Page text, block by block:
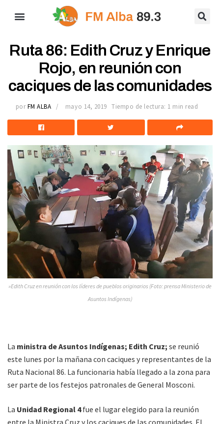
Ruta 86: Edith Cruz y Enrique
Rojo, en reunión con
caciques de las comunidades
por FM ALBA mayo 14, 2019 Tiempo de lectura: 1 min read
»Edith Cruz en reunión con los líderes de pueblos originarios (Foto: prensa Ministerio de
Asuntos Indígenas)
La ministra de Asuntos Indígenas; Edith Cruz; se reunió
este lunes por la mañana con caciques y representantes de la
Ruta Nacional 86. La funcionaria había llegado a la zona para
ser parte de los festejos patronales de General Mosconi.
La Unidad Regional 4fue el lugar elegido para la reunión